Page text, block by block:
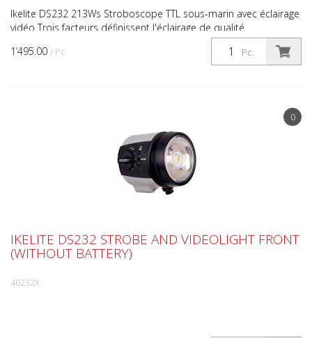
1’495.00 / Pc. Pc.
Ikelite DS232 213Ws Stroboscope TTL sous-marin avec éclairage
vidéo Trois facteurs définissent l'éclairage de qualité
professionnelle : La qualité de la lumière, la vites...
0
IKELITE DS232 STROBE AND VIDEOLIGHT FRONT
(WITHOUT BATTERY)
40232X